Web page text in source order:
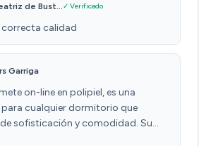
de Bust... ✓ Verificado
correcta calidad
Garriga
on-line en polipiel, es una
para cualquier dormitorio que
sofisticación y comodidad. Su
limpias lo convierten en un